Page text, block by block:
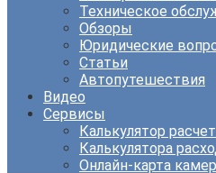
Техническое
Обзоры
Юридические
Статьи
Автопутешествия
Видео
Сервисы
Калькулятор
Калькулятора
Онлайн-карта